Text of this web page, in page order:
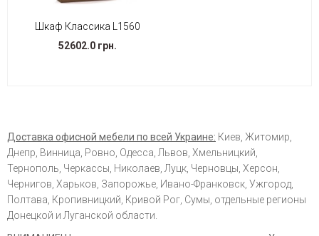
Шкаф Классика L1560
52602.0 грн.
Доставка офисной мебели по всей Украине: Киев, Житомир,
Днепр, Винница, Ровно, Одесса, Львов, Хмельницкий,
Тернополь, Черкассы, Николаев, Луцк, Черновцы, Херсон,
Чернигов, Харьков, Запорожье, Ивано-Франковск, Ужгород,
Полтава, Кропивницкий, Кривой Рог, Сумы, отдельные регионы
Донецкой и Луганской области.